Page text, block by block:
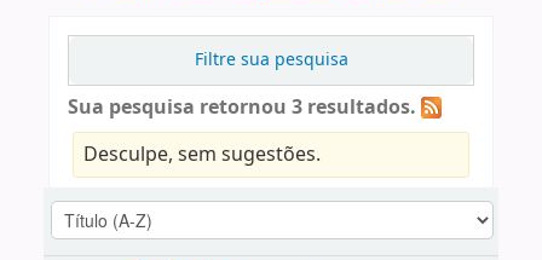
Filtre sua pesquisa
Sua pesquisa retornou 3 resultados.
Desculpe, sem sugestões.